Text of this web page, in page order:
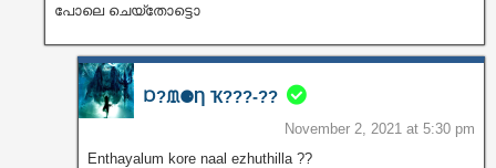
പോലെ ചെയ്തോട്ടൊ
Ɒ?ᙢ⚈Ƞ Ҡ???‐??
November 2, 2021 at 5:30 pm
Enthayalum kore naal ezhuthilla ??